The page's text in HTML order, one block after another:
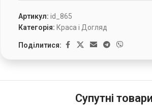
Артикул: id_865
Категорія: Краса і Догляд
Поділитися:
Супутні товари